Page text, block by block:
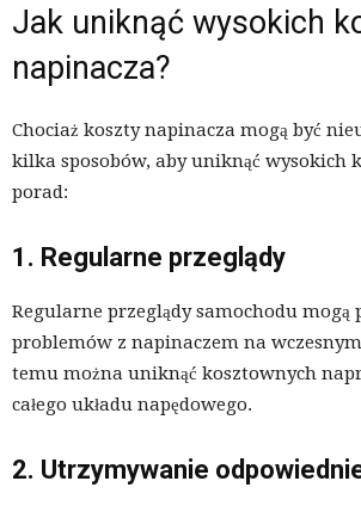
Jak uniknąć wysokich
napinacza?
Chociaż koszty napinacza mogą być
kilka sposobów, aby uniknąć wysokich
porad:
1. Regularne przeglądy
Regularne przeglądy samochodu
problemów z napinaczem na
temu można uniknąć kosztownych
całego układu napędowego.
2. Utrzymywanie